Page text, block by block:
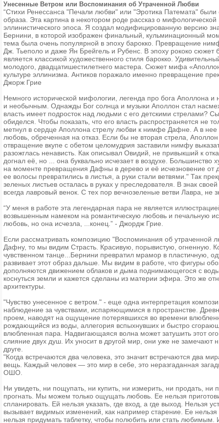
Унесенные Ветром или Воспоминания об Утраченной Любви
“Стихи Ренессанса "Печали любви" или "Эротика Патемата" были
образа. Эта картина в некотором роде рассказ о
эллинистического эпоса. Я создал модифицированную версию
Бернини, в которой изображен финальный, кульминационный
тема была очень популярной в эпоху барокко. Превращение
Дж. Тьеполо и даже Ян Брейгель и Рубенс. В эпоху рококо
является классикой художественного стиля барокко.
молодого, двадцатишестилетнего мастера. Сюжет мифа
культуре эллинизма. Антиков поражало именно превращение
Джорж Грие
Немного историческoй мифологии, легенда про бога Аполлона
и необычным. Однажды Бог солнца и музыки Аполлон стал
власть имеет подросток над людьми с его детскими стрелами?
обиделся. Чтобы показать, что его власть распространяется не
метнул в сердце Аполлона стрелу любви к нимфе Дафне. А в
любовь, обреченная на отказ. Если бы не вторая стрела,
отвращение вкупе с обетом целомудрия заставили нимфу
разожглась ненависть. Как описывал Овидий, не привыкший к
догнал её, но ... она буквально исчезает в воздухе.
на моменте превращения Дафны в дерево и её исчезновение от
ее волосы превратились в листья, а руки стали ветвями." Так
зеленых листьев осталась в руках у преследователя. В знак
всегда лавровый венок. С тех пор вечнозеленые ветви Лавра, не
“У меня в работе эта легендарная пара не является
возвышенным намеком на романтическую любовь и печальную
любовь, но она исчезла, ...конец.” - Джордж Грие.
Если рассматривать композицию "Воспоминания об
Дафну, то мы видим Страсть. Красивую, порывистую, огненную.
чувственном танце...Бернини превратил мрамор в пластичную,
развивает этот образ дальше. Мы видим в работе, что фигуры
дополняются движением облаков и дыма поднимающегося с
коснуться земли и кажется сделаны из материи эфира. Это же
архитектуры.
"Чувство унесенное с ветром." - еще одна интерпретация
наблюдение за чувствами, испаряющимися в пространстве.
проем, наводят на ощущение потерявшихся во времени
рождающийся из воды, аллегория вспыхнувших и быстро
влюбленная пара. Надвигающаяся волна может затушить этот
слияние двух душ. Их уносит в другой мир, они уже не замечают
друге.
"Когда встречаются два человека, это значит встречаются два
вещь. Каждый человек — это мир в себе, это неразгаданная
ОШО.
Ни увидеть, ни пощупать, ни купить, ни измерить, ни продать, ни
прогнать. Мы можем только ощущать любовь. Ее нельзя
спланировать. Ей нельзя указать, где вход, а где выход. Нельзя
вызывает видимых изменений, как например старение. Ее
нельзя придумать таблетку, чтобы полюбить или стать любимым.